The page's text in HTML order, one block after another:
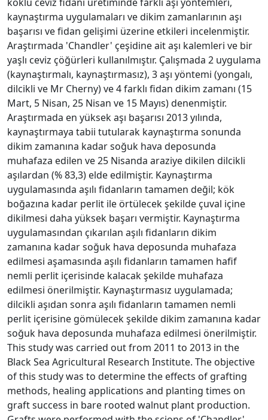
kaynaştırma uygulamaları ve dikim zamanlarının aşı
başarısı ve fidan gelişimi üzerine etkileri incelenmiştir.
Araştırmada 'Chandler' çeşidine ait aşı kalemleri ve bir
yaşlı ceviz çöğürleri kullanılmıştır. Çalışmada 2 uygulama
(kaynaştırmalı, kaynaştırmasız), 3 aşı yöntemi (yongalı,
dilcikli ve Mr Cherny) ve 4 farklı fidan dikim zamanı (15
Mart, 5 Nisan, 25 Nisan ve 15 Mayıs) denenmiştir.
Araştırmada en yüksek aşı başarısı 2013 yılında,
kaynaştırmaya tabii tutularak kaynaştırma sonunda
dikim zamanına kadar soğuk hava deposunda
muhafaza edilen ve 25 Nisanda araziye dikilen dilcikli
aşılardan (% 83,3) elde edilmiştir. Kaynaştırma
uygulamasında aşılı fidanların tamamen değil; kök
boğazına kadar perlit ile örtülecek şekilde çuval içine
dikilmesi daha yüksek başarı vermiştir. Kaynaştırma
uygulamasından çıkarılan aşılı fidanların dikim
zamanına kadar soğuk hava deposunda muhafaza
edilmesi aşamasında aşılı fidanların tamamen hafif
nemli perlit içerisinde kalacak şekilde muhafaza
edilmesi önerilmiştir. Kaynaştırmasız uygulamada;
dilcikli aşıdan sonra aşılı fidanların tamamen nemli
perlit içerisine gömülecek şekilde dikim zamanına kadar
soğuk hava deposunda muhafaza edilmesi önerilmiştir.
This study was carried out from 2011 to 2013 in the
Black Sea Agricultural Research Institute. The objective
of this study was to determine the effects of grafting
methods, healing applications and planting times on
graft success in bare rooted walnut plant production.